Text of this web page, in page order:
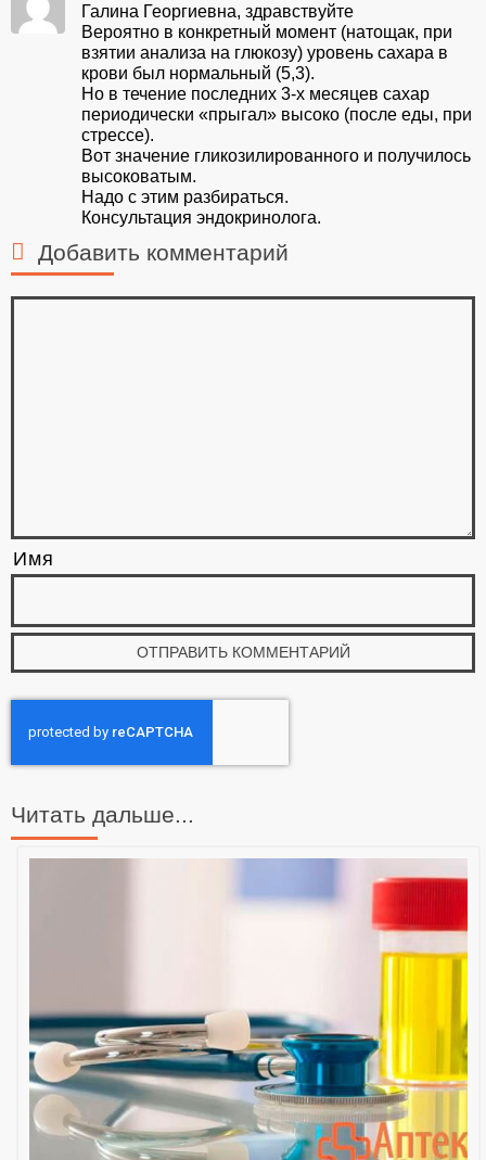
Галина Георгиевна, здравствуйте
Вероятно в конкретный момент (натощак, при
взятии анализа на глюкозу) уровень сахара в
крови был нормальный (5,3).
Но в течение последних 3-х месяцев сахар
периодически «прыгал» высоко (после еды, при
стрессе).
Вот значение гликозилированного и получилось
высоковатым.
Надо с этим разбираться.
Консультация эндокринолога.
Добавить комментарий
Имя
Читать дальше...